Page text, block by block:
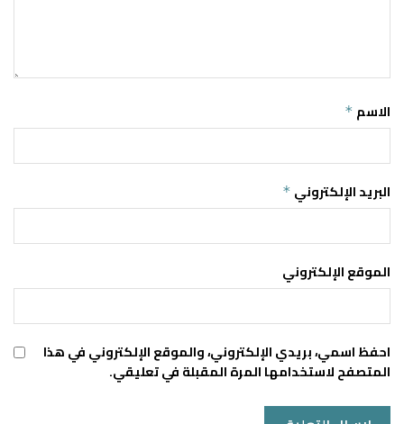
الاسم *
البريد الإلكتروني *
الموقع الإلكتروني
احفظ اسمي، بريدي الإلكتروني، والموقع الإلكتروني في هذا
المتصفح لاستخدامها المرة المقبلة في تعليقي.